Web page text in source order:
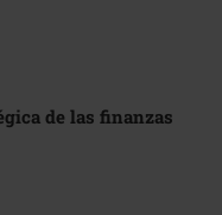
de las finanzas